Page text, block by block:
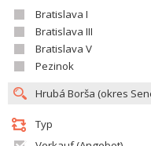
Bratislava I
Bratislava III
Bratislava V
Pezinok
Typ